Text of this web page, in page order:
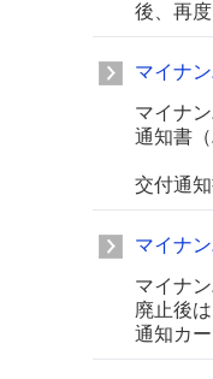
後、再
マイナ
マイナ
通知書
交付通
マイナ
マイナ
廃止後
通知カ